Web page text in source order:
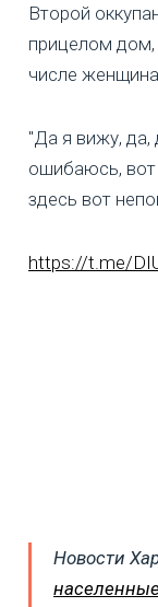
Второй
прицелом дом,
числе женщина.
"Да я вижу, да,
ошибаюсь, вот
здесь вот
https://t.me/
Новости